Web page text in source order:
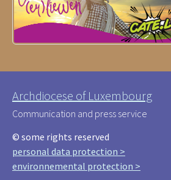
Archdiocese of Luxembourg
Communication and press service
© some rights reserved
personal data protection >
environnemental protection >